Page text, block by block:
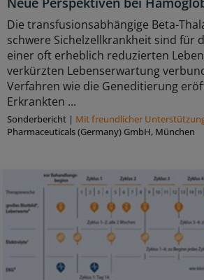
Die transfusionsabhängige Beta-
schwere Sichelzellkrankheit sind für
einer oft erheblich reduzierten
verkürzten Lebenserwartung
Verfahren wie die Geneditierung
Erkrankten ...
Sonderbericht | Mit freundlicher
Pharmaceuticals (Germany) GmbH, München